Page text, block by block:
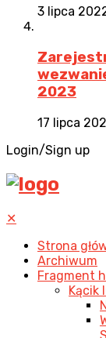
3 lipca
2023
17 lipca
Login/Sign up
✕
Strona
Archiwum
Fragment
Kącik